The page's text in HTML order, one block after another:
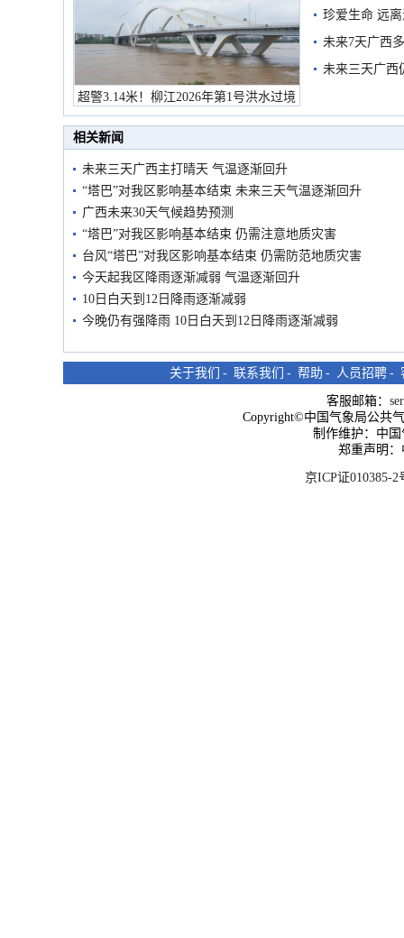
超警3.14米！柳江2026年第1号洪水过境
市民在堤岸见证汛况
珍爱生命 远
未来7天广西
未来三天广西
相关新闻
未来三天广西主打晴天 气温逐渐回升
“塔巴”对我区影响基本结束 未来三天气温逐渐回升
广西未来30天气候趋势预测
“塔巴”对我区影响基本结束 仍需注意地质灾害
台风“塔巴”对我区影响基本结束 仍需防范地质灾害
今天起我区降雨逐渐减弱 气温逐渐回升
10日白天到12日降雨逐渐减弱
今晚仍有强降雨 10日白天到12日降雨逐渐减弱
关于我们 - 联系我们 - 帮助 - 人员招聘 -
客服邮箱：
Copyright©中国气象局公共
制作维护：中
郑重声明
京ICP证010385-2